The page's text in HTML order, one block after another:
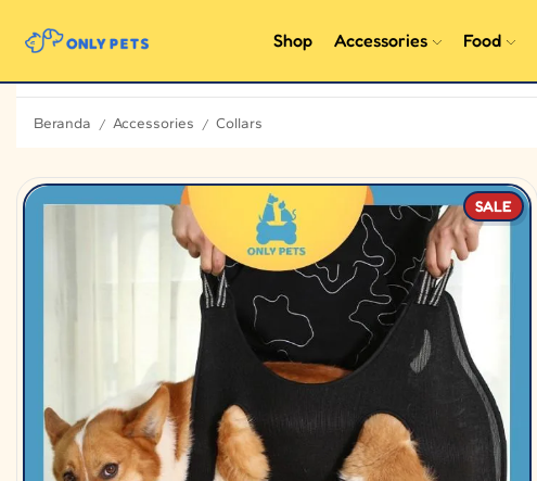
Shop Accessories Food
Beranda / Accessories / Collars
SALE